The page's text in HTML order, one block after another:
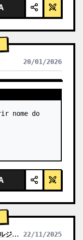
20/01/2026
MODELOS
nome do
líquido
de 2 a
晶 22/11/2025